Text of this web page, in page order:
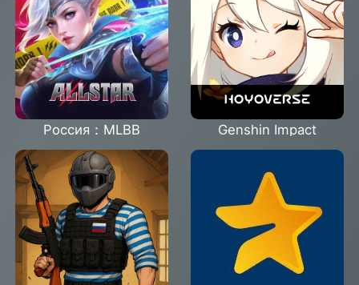
Россия：MLBB Genshin Impact